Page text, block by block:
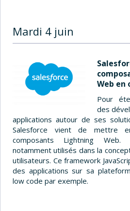
Mardi 4 juin
Web en
Pour
des
applications autour de ses
Salesforce vient de mettre
composants Lightning
notamment utilisés dans la
utilisateurs. Ce framework
des applications sur sa
low code par exemple.